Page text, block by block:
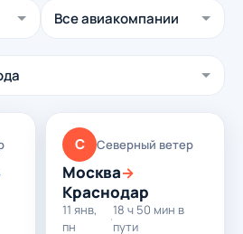
С Северный ветер
Москва→
Краснодар
11 янв,
пн
·
18 ч 50 мин в
пути